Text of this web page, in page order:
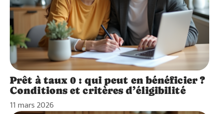
Prêt à taux 0 : qui peut en bénéficier ?
Conditions et critères d’éligibilité
11 mars 2026